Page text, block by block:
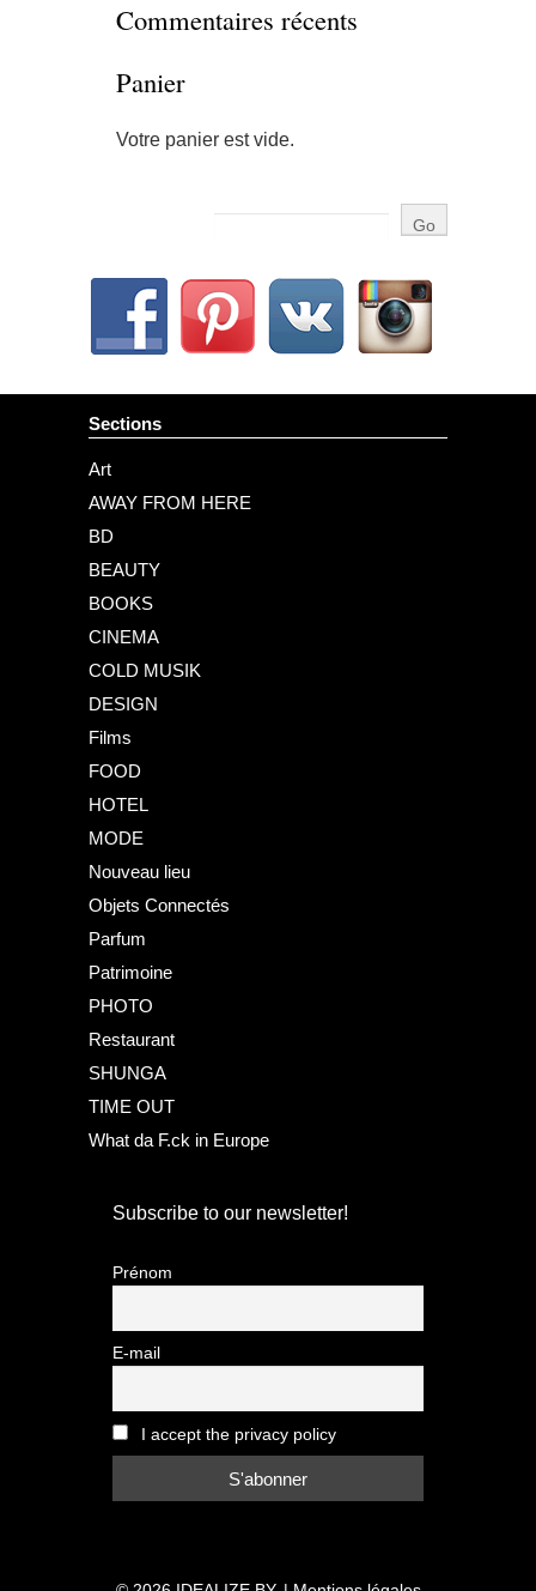
Commentaires récents
Panier
Votre panier est vide.
Sections
Art
AWAY FROM HERE
BD
BEAUTY
BOOKS
CINEMA
COLD MUSIK
DESIGN
Films
FOOD
HOTEL
MODE
Nouveau lieu
Objets Connectés
Parfum
Patrimoine
PHOTO
Restaurant
SHUNGA
TIME OUT
What da F.ck in Europe
Subscribe to our newsletter!
Prénom
E-mail
I accept the privacy policy